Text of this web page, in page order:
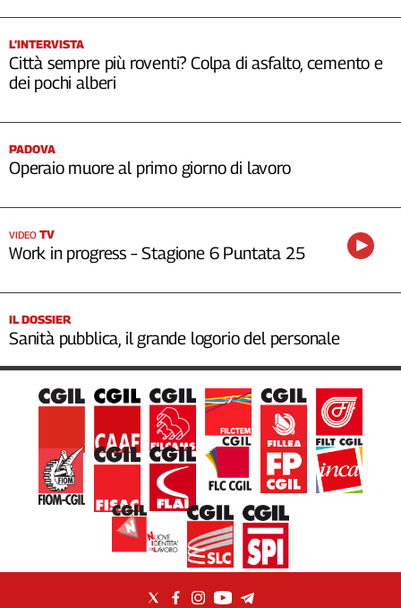
L’INTERVISTA
Città sempre più roventi? Colpa di asfalto, cemento e
dei pochi alberi
PADOVA
Operaio muore al primo giorno di lavoro
VIDEO TV
Work in progress – Stagione 6 Puntata 25
IL DOSSIER
Sanità pubblica, il grande logorio del personale